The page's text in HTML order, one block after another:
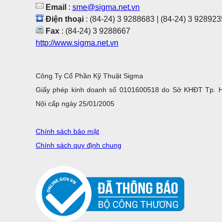
Email : sme@sigma.net.vn
Điện thoại : (84-24) 3 9288683 | (84-24) 3
Fax : (84-24) 3 9288667
http://www.sigma.net.vn
Công Ty Cổ Phần Kỹ Thuật Sigma
Giấy phép kinh doanh số 0101600518 do Sở KHĐT Tp.
Nội cấp ngày 25/01/2005
Chính sách bảo mật
Chính sách quy định chung